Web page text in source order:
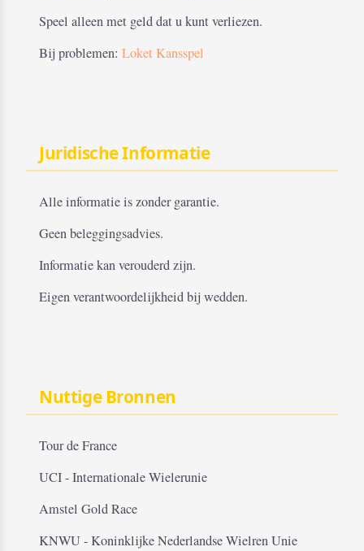
Speel alleen met geld dat u kunt verliezen.
Bij problemen: Loket Kansspel
Juridische Informatie
Alle informatie is zonder garantie.
Geen beleggingsadvies.
Informatie kan verouderd zijn.
Eigen verantwoordelijkheid bij wedden.
Nuttige Bronnen
Tour de France
UCI - Internationale Wielerunie
Amstel Gold Race
KNWU - Koninklijke Nederlandse Wielren Unie